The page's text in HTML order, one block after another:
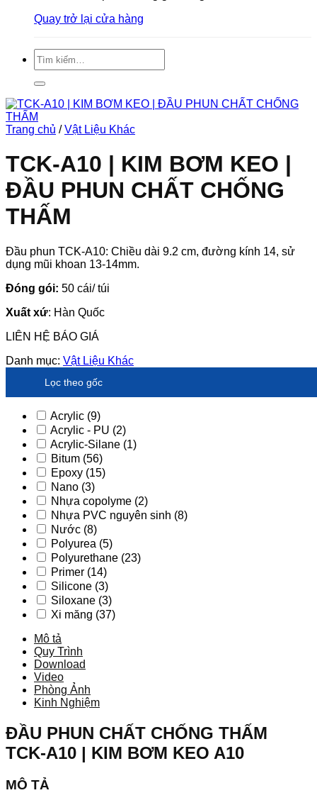
Quay trở lại cửa hàng
Tìm
kiếm:
Trang chủ / Vật Liệu Khác
TCK-A10 | KIM BƠM KEO |
ĐẦU PHUN CHẤT CHỐNG
THẤM
Đầu phun TCK-A10: Chiều dài 9.2 cm, đường kính 14, sử
dụng mũi khoan 13-14mm.
Đóng gói: 50 cái/ túi
Xuất xứ: Hàn Quốc
LIÊN HỆ BÁO GIÁ
Danh mục: Vật Liệu Khác
Lọc theo gốc
Acrylic (9)
Acrylic - PU (2)
Acrylic-Silane (1)
Bitum (56)
Epoxy (15)
Nano (3)
Nhựa copolyme (2)
Nhựa PVC nguyên sinh (8)
Nước (8)
Polyurea (5)
Polyurethane (23)
Primer (14)
Silicone (3)
Siloxane (3)
Xi măng (37)
Mô tả
Quy Trình
Download
Video
Phòng Ảnh
Kinh Nghiệm
ĐẦU PHUN CHẤT CHỐNG THẤM
TCK-A10 | KIM BƠM KEO A10
MÔ TẢ